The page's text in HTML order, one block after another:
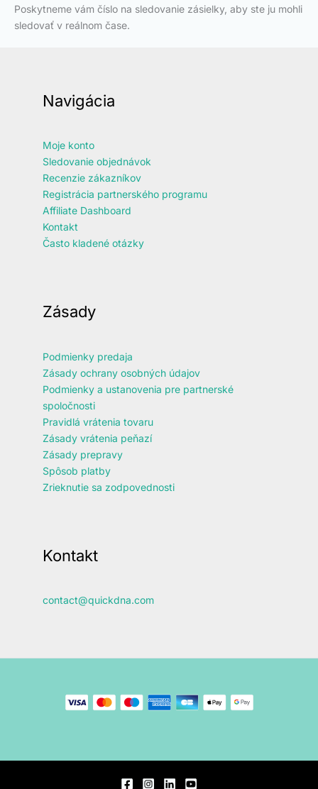
Poskytneme vám číslo na sledovanie zásielky, aby ste ju mohli
sledovať v reálnom čase.
Navigácia
Moje konto
Sledovanie objednávok
Recenzie zákazníkov
Registrácia partnerského programu
Affiliate Dashboard
Kontakt
Často kladené otázky
Zásady
Podmienky predaja
Zásady ochrany osobných údajov
Podmienky a ustanovenia pre partnerské
spoločnosti
Pravidlá vrátenia tovaru
Zásady vrátenia peňazí
Zásady prepravy
Spôsob platby
Zrieknutie sa zodpovednosti
Kontakt
contact@quickdna.com